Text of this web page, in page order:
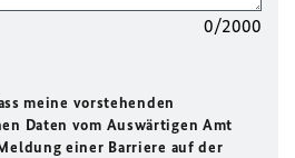
0/2000
meine vorstehenden
Daten vom Auswärtigen Amt
einer Barriere auf der